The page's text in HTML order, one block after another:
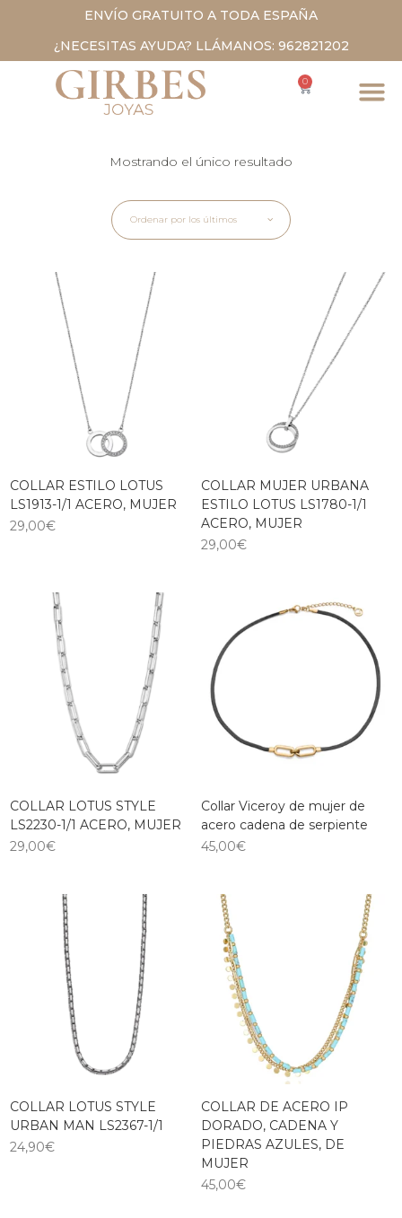
ENVÍO GRATUITO A TODA ESPAÑA
¿NECESITAS AYUDA? LLÁMANOS: 962821202
0
Mostrando el único resultado
Ordenar por los últimos
COLLAR ESTILO LOTUS
LS1913-1/1 ACERO, MUJER
29,00€
COLLAR MUJER URBANA
ESTILO LOTUS LS1780-1/1
ACERO, MUJER
29,00€
COLLAR LOTUS STYLE
LS2230-1/1 ACERO, MUJER
29,00€
Collar Viceroy de mujer de
acero cadena de serpiente
45,00€
COLLAR LOTUS STYLE
URBAN MAN LS2367-1/1
24,90€
COLLAR DE ACERO IP
DORADO, CADENA Y
PIEDRAS AZULES, DE
MUJER
45,00€